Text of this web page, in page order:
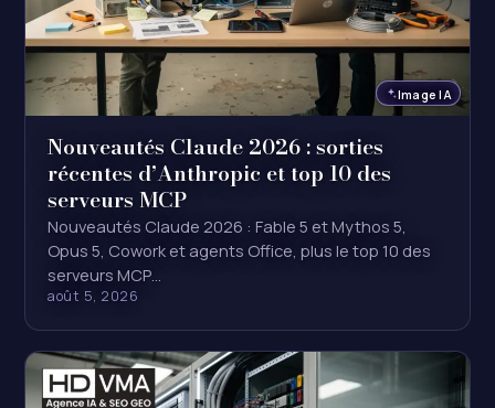
Image IA
Nouveautés Claude 2026 : sorties
récentes d’Anthropic et top 10 des
serveurs MCP
Nouveautés Claude 2026 : Fable 5 et Mythos 5,
Opus 5, Cowork et agents Office, plus le top 10 des
serveurs MCP…
août 5, 2026